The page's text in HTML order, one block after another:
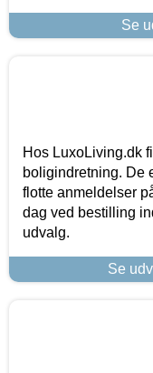
Se
Hos LuxoLiving.dk
boligindretning. De
flotte anmeldelser
dag ved bestilling
udvalg.
Se